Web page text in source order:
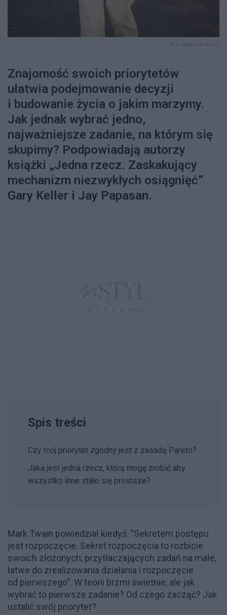
Znajomość swoich priorytetów
ułatwia podejmowanie decyzji
i budowanie życia o jakim marzymy.
Jak jednak wybrać jedno,
najważniejsze zadanie, na którym się
skupimy? Podpowiadają autorzy
książki „Jedna rzecz. Zaskakujący
mechanizm niezwykłych osiągnięć”
Gary Keller i Jay Papasan.
Spis treści
Czy mój priorytet zgodny jest z zasadą Pareto?
Jaka jest jedna rzecz, którą mogę zrobić aby
wszystko inne stało się prostsze?
Mark Twain powiedział kiedyś: "Sekretem postępu
jest rozpoczęcie. Sekret rozpoczęcia to rozbicie
swoich złożonych, przytłaczających zadań na małe,
łatwe do zrealizowania działania i rozpoczęcie
od pierwszego". W teorii brzmi świetnie, ale jak
wybrać to pierwsze zadanie? Od czego zacząć? Jak
ustalić swój priorytet?